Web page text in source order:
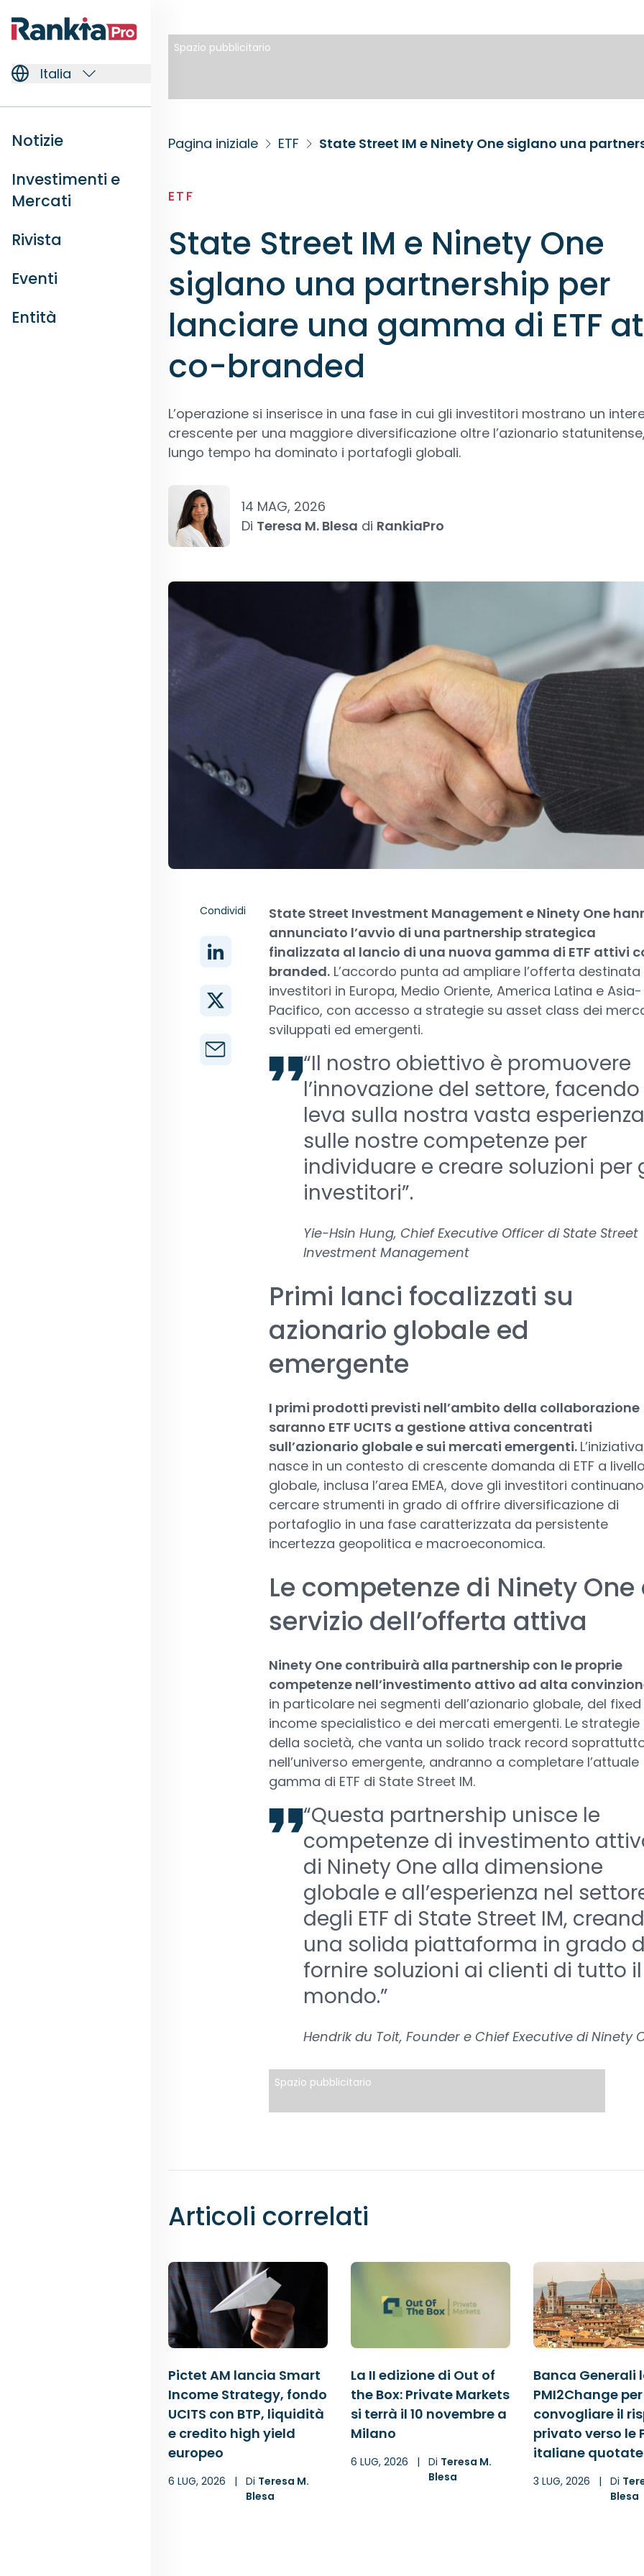
Italia
Notizie
Investimenti e
Mercati
Rivista
Eventi
Entità
Spazio pubblicitario
Pagina iniziale ETF
ETF
State Street IM e Ninety One
siglano una partnership per
lanciare una gamma di ETF
co-branded
L’operazione si inserisce in una fase in cui gli investitori mostrano un
crescente per una maggiore diversificazione oltre l’azionario
lungo tempo ha dominato i portafogli globali.
14 MAG, 2026
Di Teresa M. Blesa di RankiaPro
Condividi
State Street Investment Management e Ninety One
annunciato l’avvio di una partnership strategica
finalizzata al lancio di una nuova gamma di ETF attivi
branded.L’accordo punta ad ampliare l’offerta destinata
investitori in Europa, Medio Oriente, America Latina e Asia-
Pacifico, con accesso a strategie su asset class dei
sviluppati ed emergenti.
“Il nostro obiettivo è promuovere
l’innovazione del settore, facendo
leva sulla nostra vasta
sulle nostre competenze per
individuare e creare soluzioni per
investitori”.
Yie-Hsin Hung, Chief Executive Officer di State Street
Investment Management
Primi lanci focalizzati su
azionario globale ed
emergente
I primi prodotti previsti nell’ambito della collaborazione
saranno ETF UCITS a gestione attiva concentrati
sull’azionario globale e sui mercati emergenti. L’iniziativa
nasce in un contesto di crescente domanda di ETF a livello
globale, inclusa l’area EMEA, dove gli investitori
cercare strumenti in grado di offrire diversificazione di
portafoglio in una fase caratterizzata da persistente
incertezza geopolitica e macroeconomica.
Le competenze di Ninety One
servizio dell’offerta attiva
Ninety One contribuirà alla partnership con le proprie
competenze nell’investimento attivo ad alta
in particolare nei segmenti dell’azionario globale, del fixed
income specialistico e dei mercati emergenti. Le strategie
della società, che vanta un solido track record
nell’universo emergente, andranno a completare l’attuale
gamma di ETF di State Street IM.
“Questa partnership unisce le
competenze di investimento
di Ninety One alla dimensione
globale e all’esperienza nel
degli ETF di State Street IM,
una solida piattaforma in grado
fornire soluzioni ai clienti di tutto il
mondo.”
Hendrik du Toit, Founder e Chief Executive di Ninety
Spazio pubblicitario
Articoli correlati
Pictet AM lancia Smart
Income Strategy, fondo
UCITS con BTP, liquidità
e credito high yield
europeo
6 LUG, 2026 | Di Teresa M.
Blesa
La II edizione di Out of
the Box: Private Markets
si terrà il 10 novembre a
Milano
6 LUG, 2026 | Di Teresa M.
Blesa
Banca Generali
PMI2Change per
convogliare il
privato verso le
italiane quotate
3 LUG, 2026 | Di
Blesa